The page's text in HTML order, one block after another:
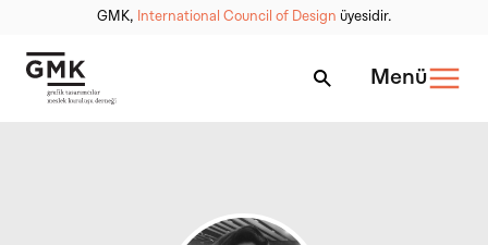
GMK, International Council of Design üyesidir.
Menü